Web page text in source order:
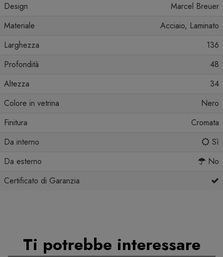
Design
Marcel Breuer
Materiale
Acciaio, Laminato
Larghezza
136
Profondità
48
Altezza
34
Colore in vetrina
Nero
Finitura
Cromata
Da interno
Sì
Da esterno
No
Certificato di Garanzia
Ti potrebbe interessare